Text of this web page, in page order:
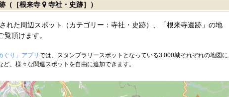
（［根来寺 寺社・史跡］）
れた周辺スポット（カテゴリー：寺社・史跡）、「根来寺遺跡」の地
覧頂けます。
ぐり」アプリ では、スタンプラリースポットとなっている3,000城それぞれの地図に
ど、様々な関連スポットを自由に追加できます。